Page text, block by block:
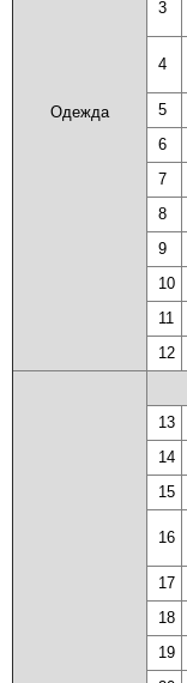
Одежда
3
4
5
6
7
8
9
10
11
12
13
14
15
16
17
18
19